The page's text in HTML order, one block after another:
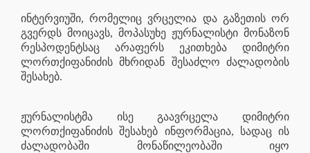
ინტერვიუში, რომელიც ვრცელია და გაზეთის ორ
გვერდს მოიცავს, მოპასუხე ჟურნალისტი მონაზონ
რესპოდენტსაც არაფერს ეკითხება დიმიტრი
ლორთქიფანიძის მხრიდან შესაძლო ძალადობის
შესახებ.
ჟურნალისტმა ისე გაავრცელა დიმიტრი
ლორთქიფანიძის შესახებ ინფორმაცია, სადაც ის
ძალადობაში მონაწილეობაში იყო